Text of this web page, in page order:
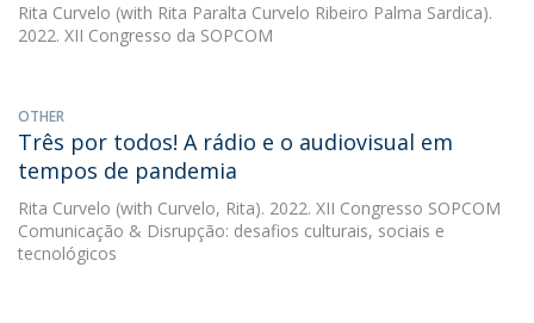
Rita Curvelo (with Rita Paralta Curvelo Ribeiro Palma Sardica).
2022. XII Congresso da SOPCOM
OTHER
Três por todos! A rádio e o audiovisual em
tempos de pandemia
Rita Curvelo (with Curvelo, Rita). 2022. XII Congresso SOPCOM
Comunicação & Disrupção: desafios culturais, sociais e
tecnológicos